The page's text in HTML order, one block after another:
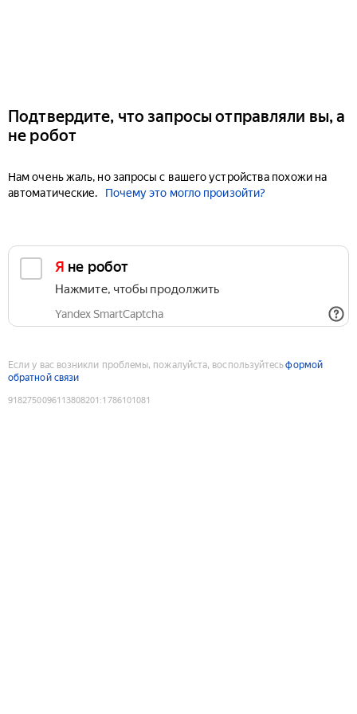
Подтвердите, что запросы отправляли вы, а
не робот
Нам очень жаль, но запросы с вашего устройства похожи на
автоматические.
Почему это могло произойти?
Я не робот
Нажмите, чтобы продолжить
Yandex SmartCaptcha
Если у вас возникли проблемы, пожалуйста, воспользуйтесьформой
обратной связи
9182750096113808201 :1786101081